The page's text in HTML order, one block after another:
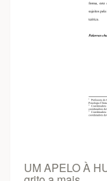
UM APELO À